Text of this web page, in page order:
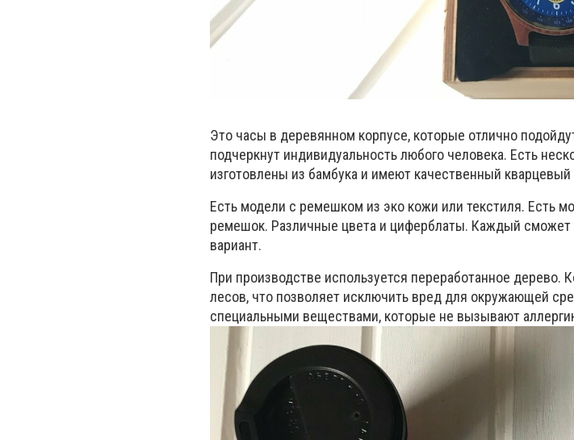
Это часы в деревянном корпусе, которые отлично
подчеркнут индивидуальность любого человека. Есть
изготовлены из бамбука и имеют качественный
Есть модели с ремешком из эко кожи или текстиля. Есть
ремешок. Различные цвета и циферблаты. Каждый
вариант.
При производстве используется переработанное дерево.
лесов, что позволяет исключить вред для окружающей
специальными веществами, которые не вызывают